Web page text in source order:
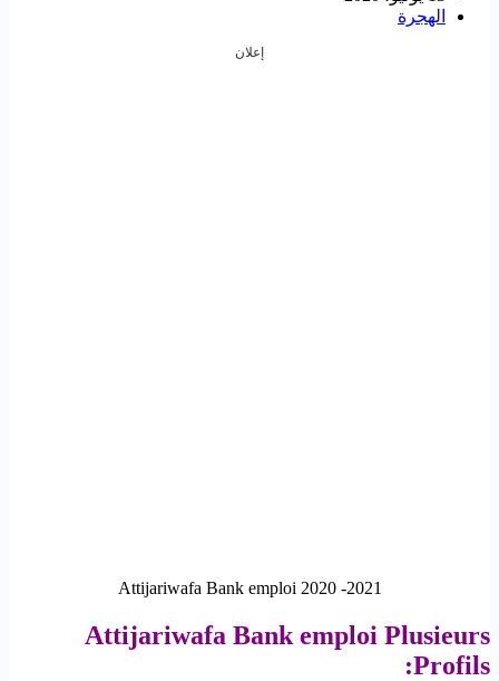
الهجرة
إعلان
Attijariwafa Bank emploi 2020 -2021
Attijariwafa Bank emploi Plusieurs
Profils: